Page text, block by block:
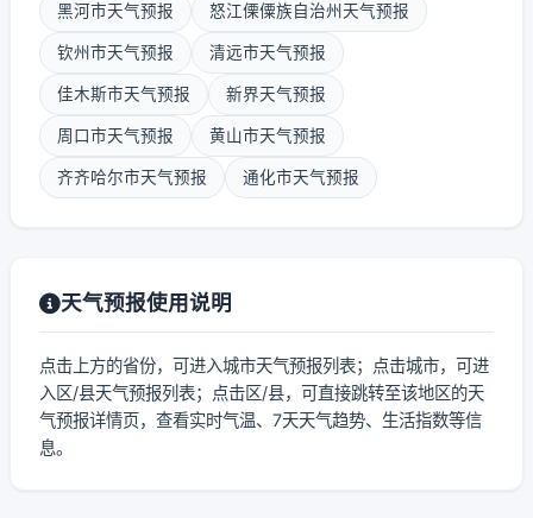
黑河市天气预报 怒江傈僳族自治州天气预报
钦州市天气预报 清远市天气预报
佳木斯市天气预报 新界天气预报
周口市天气预报 黄山市天气预报
齐齐哈尔市天气预报 通化市天气预报
天气预报使用说明
点击上方的省份，可进入城市天气预报列表；点击城市，可进
入区/县天气预报列表；点击区/县，可直接跳转至该地区的天
气预报详情页，查看实时气温、7天天气趋势、生活指数等信
息。